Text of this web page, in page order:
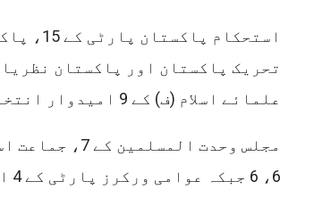
علمائے اسلام (ف) کے 9 امیدوار انتخابات میں حصہ لے رہے ہیں۔
مجلس وحدت
6، 6 جبکہ عوامی ورکرز پارٹی کے 4 امیدوار میدان میں موجود ہیں۔